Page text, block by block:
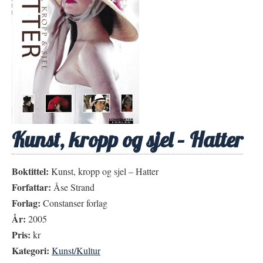
Kunst, kropp og sjel – Hatter
Boktittel: Kunst, kropp og sjel – Hatter
Forfattar: Åse Strand
Forlag: Constanser forlag
År: 2005
Pris: kr
Kategori: Kunst/Kultur